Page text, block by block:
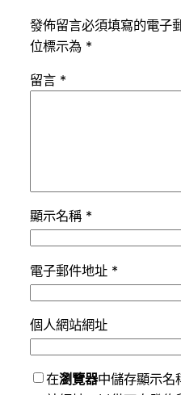
發佈留言必須填寫的電子
位標示為 *
留言 *
顯示名稱 *
電子郵件地址 *
個人網站網址
在瀏覽器中儲存顯示名